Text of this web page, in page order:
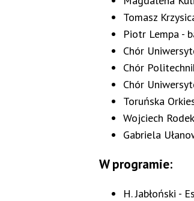
Tomasz
Piotr Lempa -
Chór
Chór
Chór
Toruńska
Wojciech
Gabriela
W programie:
H. Jabłoński -